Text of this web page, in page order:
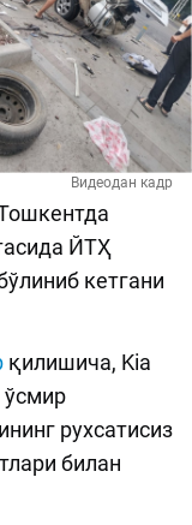
Видеодан кадр
ЙТҲ
кетгани
қилишича, Kia
ўсмир
рухсатисиз
билан